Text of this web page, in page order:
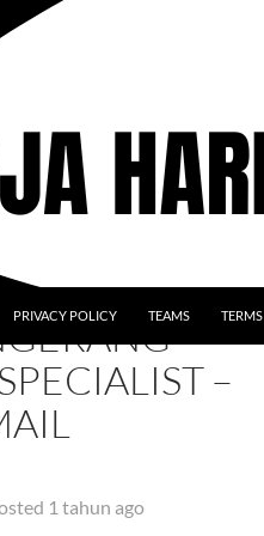
PRIVACY POLICY TEAMS TERMS
–
1 tahun ago